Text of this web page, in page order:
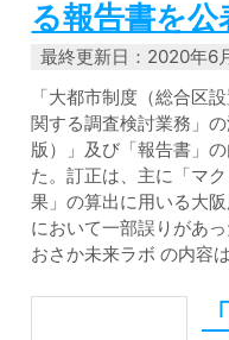
る報告書を公
最終更新日：2020年6
「大都市制度（総合区
関する調査検討業務」
版）」及び「報告書」
た。訂正は、主に「マ
果」の算出に用いる大
において一部誤りがあ
おさか未来ラボ の内容